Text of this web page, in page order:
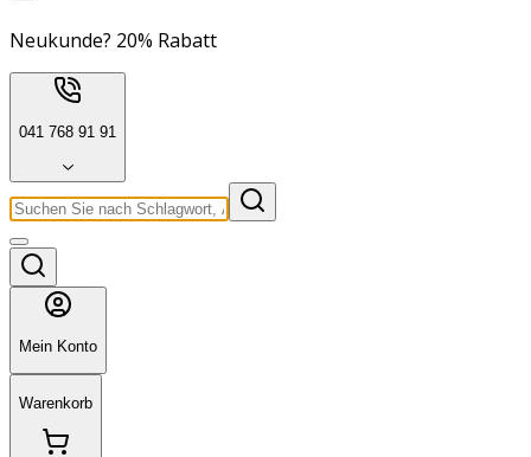
Neukunde? 20% Rabatt
041 768 91 91
Mein Konto
Warenkorb